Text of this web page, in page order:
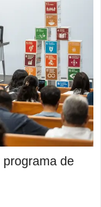
de